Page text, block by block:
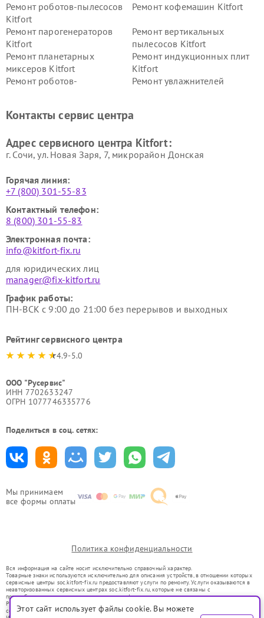
Мы принимаем
все формы оплаты
Ремонт роботов-пылесосов
Kitfort
Ремонт кофемашин Kitfort
Ремонт парогенераторов
Kitfort
Ремонт вертикальных
пылесосов Kitfort
Ремонт планетарных
миксеров Kitfort
Ремонт индукционных плит
Kitfort
Ремонт роботов-
Ремонт увлажнителей
Kitfort
Kitfort
Kitfort
Kitfort
Контакты сервис центра
Адрес сервисного центра Kitfort:
г. Сочи, ул. Новая Заря, 7, микрорайон Донская
Горячая линия:
+7 (800) 301-55-83
Контактный телефон:
8 (800) 301-55-83
Электронная почта:
info@kitfort-fix.ru
для юридических лиц
manager@fix-kitfort.ru
График работы:
ПН-ВСК с 9:00 до 21:00 без перерывов и выходных
Рейтинг сервисного центра
4.9-5.0
ООО "Русервис"
ИНН 7702633247
ОГРН 1077746335776
Поделиться в соц. сетях:
Политика конфиденциальности
Вся информация на сайте носит исключительно справочный характер.
Товарные знаки используются исключительно для описания устройств, в отношении которых
сервисные центры soc.kitfort-fix.ru предоставляют услуги по ремонту. Услуги оказываются в
неавторизованных сервисных центрах soc.kitfort-fix.ru, которые не связаны с
правообладателями товарных знаков или их официальными представителями.
Ремонт осуществляется для устройств, уже введенных в гражданский оборот в соответствии
со статьей 1487 ГК РФ.
Этот сайт использует файлы cookie. Вы можете